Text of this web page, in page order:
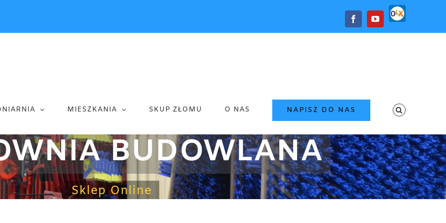
FacebookYouTube
OLX
MIESZKANIA SKUP ZŁOMU O NAS NAPISZ DO NAS
BUDOWLANA
Sklep Online